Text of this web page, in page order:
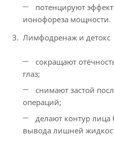
потенцируют
ионофореза мощности.
Лимфодренаж и детокс
сокращают
глаз;
снимают застой
операций;
делают контур лица
вывода лишней